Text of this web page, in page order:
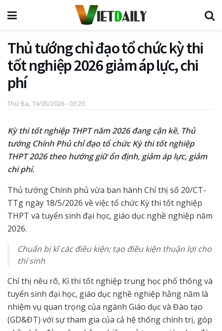
Thủ tướng chỉ đạo tổ chức kỳ thi
tốt nghiệp 2026 giảm áp lực, chi
phí
Thứ Ba, 19/05/2026 - 03:20
Kỳ thi tốt nghiệp THPT năm 2026 đang cận kề, Thủ
tướng Chính Phủ chỉ đạo tổ chức Kỳ thi tốt nghiệp
THPT 2026 theo hướng giữ ổn định, giảm áp lực, giảm
chi phí.
Thủ tướng Chính phủ vừa ban hành Chỉ thị số 20/CT-
TTg ngày 18/5/2026 về việc tổ chức Kỳ thi tốt nghiệp
THPT và tuyển sinh đại học, giáo dục nghề nghiệp năm
2026.
Chuẩn bị kĩ các điều kiện; tạo điều kiện thuận lợi cho
thí sinh
Chỉ thị nêu rõ, Kì thi tốt nghiệp trung học phổ thông và
tuyển sinh đại học, giáo dục nghề nghiệp hằng năm là
nhiệm vụ quan trọng của ngành Giáo dục và Đào tạo
(GD&ĐT) với sự tham gia của cả hệ thống chính trị, góp